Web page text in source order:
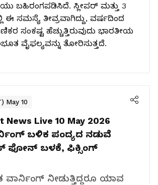
ಬಹಿರಂಗಪಡಿಸಿದೆ. ಸ್ಲೀಪರ್ ಮತ್ತು 3
ಈ ಸಮಸ್ಯೆ ತೀವ್ರವಾಗಿದ್ದು, ವರ್ಷದಿಂದ
ಸಂಕಷ್ಟ ಹೆಚ್ಚುತ್ತಿರುವುದು ಭಾರತೀಯ
ವೈಫಲ್ಯವನ್ನು ತೋರಿಸುತ್ತದೆ.
May 10
News Live 10 May 2026
ಬಳಿಕ ಪಂದ್ಯದ ನಡುವೆ
ಫೋನ್ ಬಳಕೆ, ಫಿಕ್ಸಿಂಗ್
ನೀಡುತ್ತಿದ್ದರೂ ಯಾವ